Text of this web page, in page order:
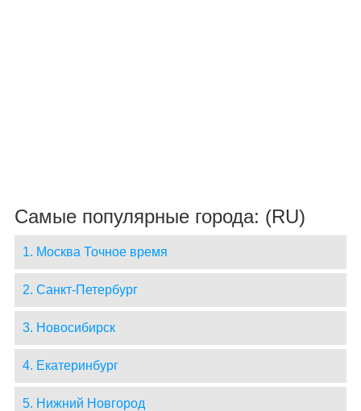
Самые популярные города: (RU)
1. Москва Точное время
2. Санкт-Петербург
3. Новосибирск
4. Екатеринбург
5. Нижний Новгород